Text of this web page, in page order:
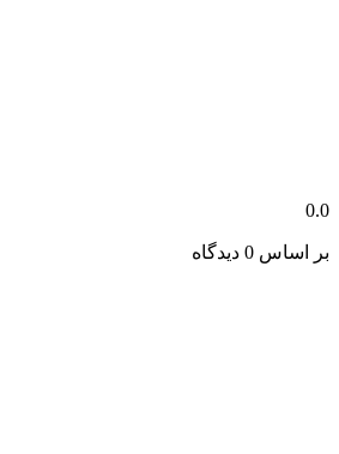
0.0
بر اساس 0 دیدگاه